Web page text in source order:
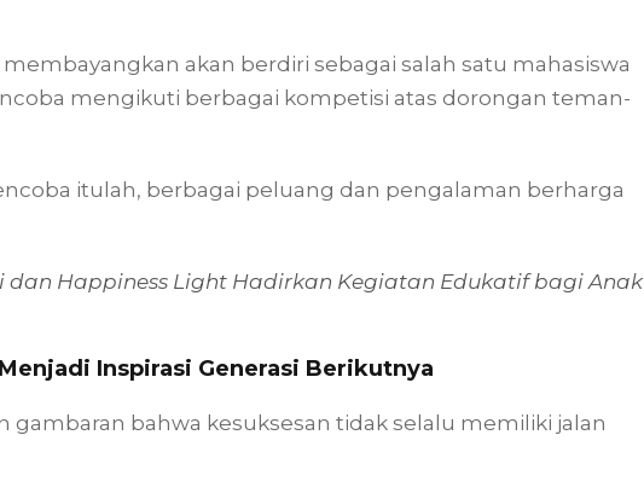
akan berdiri sebagai salah satu mahasiswa
mengikuti berbagai kompetisi atas dorongan teman-
itulah, berbagai peluang dan pengalaman berharga
dan Happiness Light Hadirkan Kegiatan Edukatif bagi Anak
Inspirasi Generasi Berikutnya
gambaran bahwa kesuksesan tidak selalu memiliki jalan